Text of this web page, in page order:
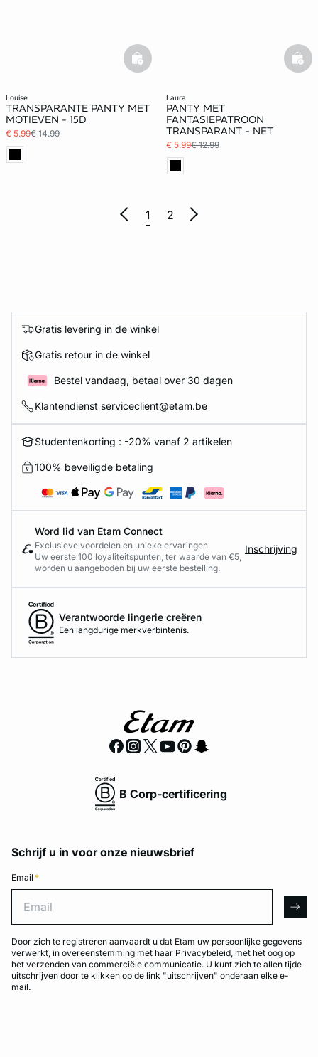
louise
TRANSPARANTE PANTY MET
MOTIEVEN - 15D
€ 5.99€ 14.99
basketfull
laura
PANTY MET
FANTASIEPATROON
TRANSPARANT - NET
€ 5.99€ 12.99
1 2
Gratis levering in de winkel
Gratis retour in de winkel
Bestel vandaag, betaal over 30 dagen
Klantendienst serviceclient@etam.be
Studentenkorting : -20% vanaf 2 artikelen
100% beveiligde betaling
Word lid van Etam Connect
Exclusieve voordelen en unieke ervaringen.
Uw eerste 100 loyaliteitspunten, ter waarde van €5,
worden u aangeboden bij uw eerste bestelling.
Inschrijving
Verantwoorde lingerie creëren
Een langdurige merkverbintenis.
B Corp-certificering
Schrijf u in voor onze nieuwsbrief
Email *
Door zich te registreren aanvaardt u dat Etam uw persoonlijke gegevens
verwerkt, in overeenstemming met haar Privacybeleid, met het oog op
het verzenden van commerciële communicatie. U kunt zich te allen tijde
uitschrijven door te klikken op de link "uitschrijven" onderaan elke e-
mail.